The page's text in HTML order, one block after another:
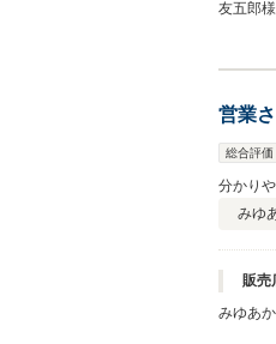
友五郎様
だ暑い
O＾）
営業
総合評価
分かり
みゆ
販売
みゆあか 様 この度は、弊社をご利用頂きまして誠に有難う御座いました。 非常に高い評価を頂戴し、ご満足頂け